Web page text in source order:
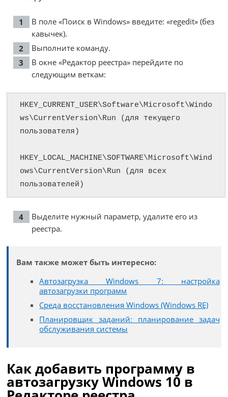
В поле «Поиск в Windows» введите: «regedit» (без
кавычек).
Выполните команду.
В окне «Редактор реестра» перейдите по
следующим веткам:
HKEY_CURRENT_USER\Software\Microsoft\Windo
ws\CurrentVersion\Run (для текущего
пользователя)
HKEY_LOCAL_MACHINE\SOFTWARE\Microsoft\Wind
ows\CurrentVersion\Run (для всех
пользователей)
Выделите нужный параметр, удалите его из
реестра.
Вам также может быть интересно:
Автозагрузка Windows 7: настройка
автозагрузки программ
Среда восстановления Windows (Windows RE)
Планировщик заданий: планирование задач
обслуживания системы
Как добавить программу в
автозагрузку Windows 10 в